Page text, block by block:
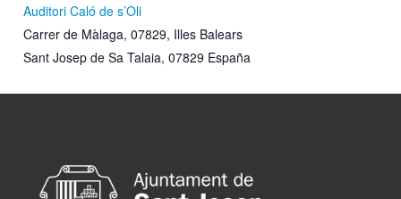
Auditori Caló de s’Oli
Carrer de Màlaga, 07829, Illes Balears
Sant Josep de Sa Talaia, 07829 España